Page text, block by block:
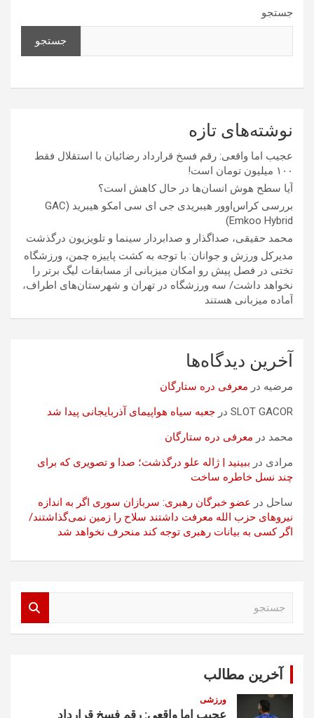
جستجو
جستجو
نوشته‌های تازه
عجیب اما واقعی: رقم فسخ قرارداد رضائیان با استقلال فقط
۱۰۰ میلیون تومان است!
آیا سطح هوش انسان‌ها در حال کاهش است؟
بررسی کراس‌اوور هیبریدی جی ای سی امکو هیبرید (GAC
Emkoo Hybrid)
محمد حقیقی، صداگذار و صدابردار سینما و تلویزیون درگذشت
مدیرکل ورزش و جوانان: با توجه به کشت پاییزه چمن، ورزشگاه
تختی در فصل پیش رو امکان میزبانی از مسابقات لیگ برتر را
نخواهد داشت/ سه ورزشگاه در تهران و شهرستان‌های اطراف،
آماده میزبانی هستند
آخرین دیدگاه‌ها
مرضیه در معرفی دره ستارگان
SLOT GACOR در جعبه سیاه هواپیمای آذربایجانی پیدا شد
محمد در معرفی دره ستارگان
مرادی در ببینید | ژاله علو درگذشت؛ صدا و تصویری که برای
چند نسل خاطره ساخت
ساحل در عضو خبرگان رهبری: سربازان سوری اگر به اندازه
نیروهای حزب الله معرفت داشتند سلاح را زمین نمی‌گذاشتند/
اگر کسی به بیانات رهبری توجه کند منحرف نخواهد شد
آخرین مطالب
ورزشی
عجیب اما واقعی: رقم فسخ قرارداد